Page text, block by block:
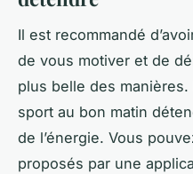
Il est recommandé
de vous motiver et de
plus belle des
sport au bon matin
de l’énergie. Vous
proposés par une